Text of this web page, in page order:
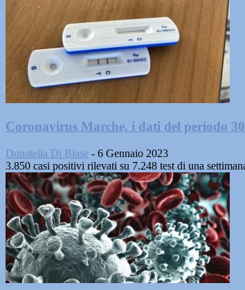
Coronavirus Marche, i dati del periodo
Donatella Di Biase - 6 Gennaio 2023
3.850 casi positivi rilevati su 7.248 test di una